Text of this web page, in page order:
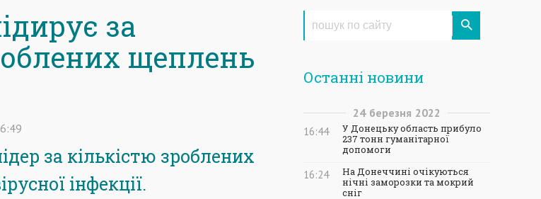
за
щеплень
за кількістю зроблених
інфекції.
Останні новини
24 березня 2022
16:44
У Донецьку область прибуло
237 тонн гуманітарної
допомоги
16:24
На Донеччині очікуються
нічні заморозки та мокрий
сніг